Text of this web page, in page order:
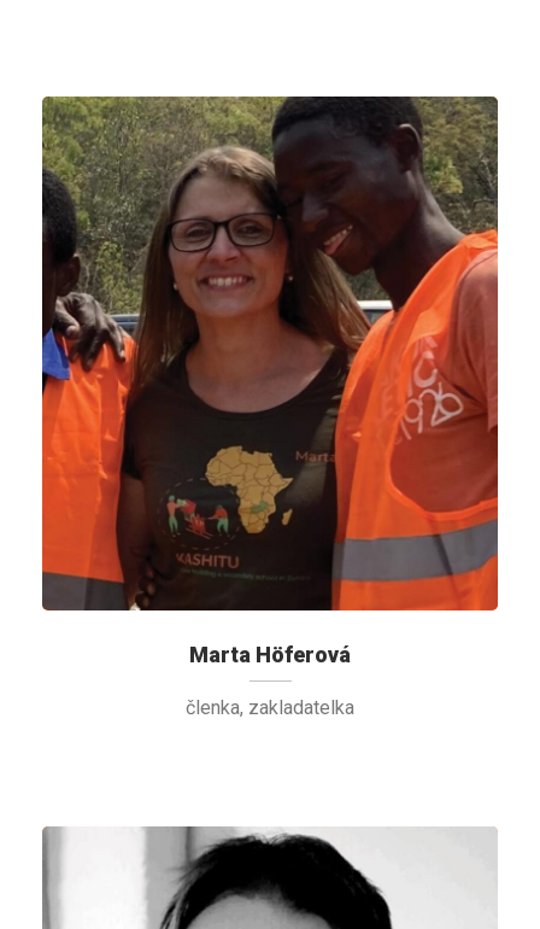
Marta Höferová
členka, zakladatelka